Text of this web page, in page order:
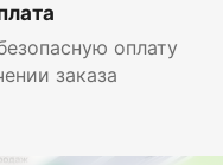
оплату
заказа